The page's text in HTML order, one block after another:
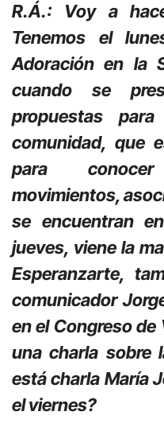
R.Á.: Voy a
Tenemos el
Adoración en la
cuando se
propuestas
comunidad, que
para
movimientos,
se encuentran
jueves, viene la
Esperanzarte,
comunicador
en el Congreso
una charla sobre
está charla María
el viernes?